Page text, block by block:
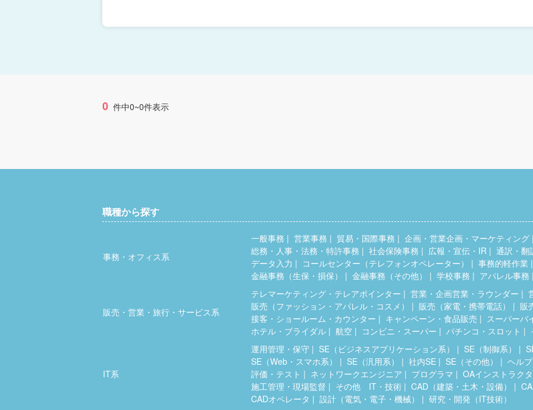
0 件中0~0件表示
職種から探す
事務・オフィス系
一般事務 営業事務 貿易・国際事務
企画・営業企画・マーケティング
総務・人事・法務・特許事務
社会保険事務 広報・宣伝・IR
通訳・翻
データ入力
コールセンター（テレフォンオペレーター）
事務的軽作業
金融事務（生保・損保）
金融事務（その他） 学校事務 アパレル事務
販売・営業・旅行・サービス系
テレマーケティング・テレアポインター 営業・企画営業・ラウンダー
販売（ファッション・アパレル・コスメ）
販売（家電・携帯電話）
販
接客・ショールーム・カウンター
キャンペーン・食品販売
スーパーバ
ホテル・ブライダル
航空 コンビニ・スーパー パチンコ・スロット
IT系
運用管理・保守 SE（ビジネスアプリケーション系） SE（制御系）
SE（Web・スマホ系）
SE（汎用系） 社内SE SE（その他）
ヘル
評価・テスト
ネットワークエンジニア プログラマ
OAインストラク
施工管理・現場監督
その他 IT・技術 CAD（建築・土木・設備）
CADオペレータ
設計（電気・電子・機械） 研究・開発（IT技術）